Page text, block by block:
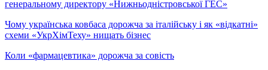
генеральному директору «Нижньодністровської ГЕС»
Чому українська ковбаса дорожча за італійську і як «відкатні»
схеми «УкрХімТеху» нищать бізнес
Коли «фармацевтика» дорожча за совість